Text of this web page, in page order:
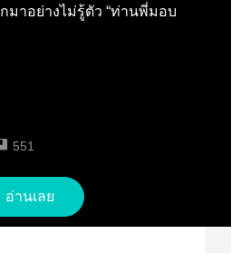
มาอย่างไม่รู้ตัว “ท่านพี่มอบ
551
อ่านเลย